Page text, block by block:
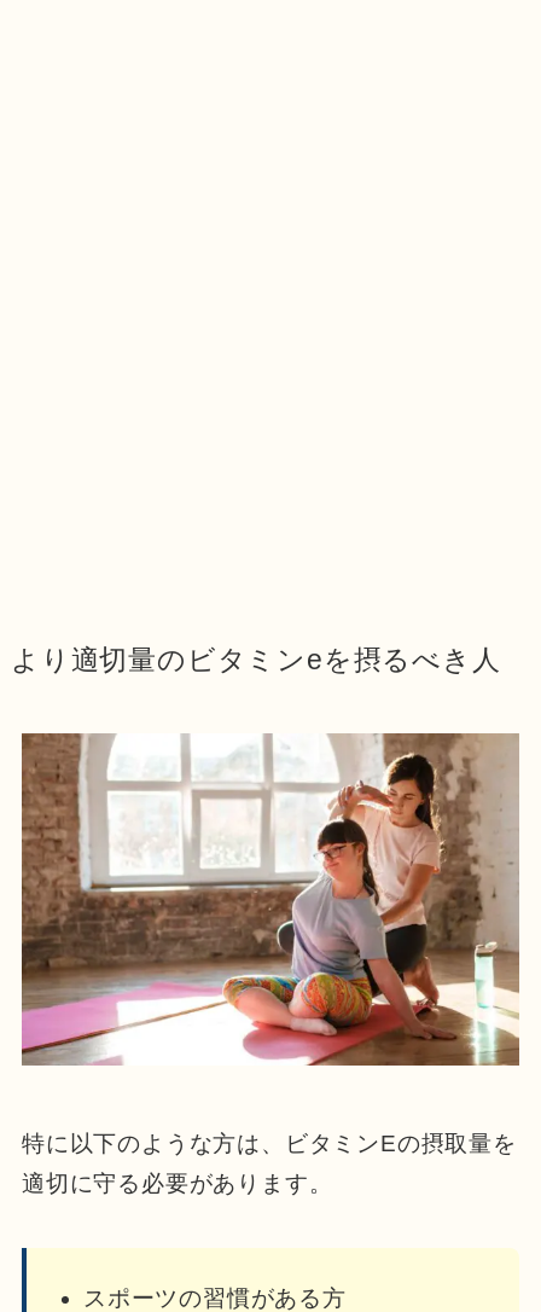
より適切量のビタミンeを摂るべき人
特に以下のような方は、ビタミンEの摂取量を
適切に守る必要があります。
スポーツの習慣がある方